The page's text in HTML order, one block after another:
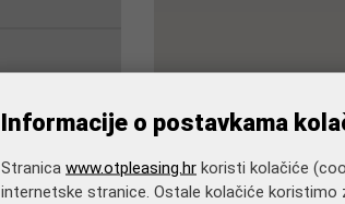
Informacije o postavkama
Stranica www.otpleasing.hr koristi kolačiće
internetske stranice. Ostale kolačiće koristimo